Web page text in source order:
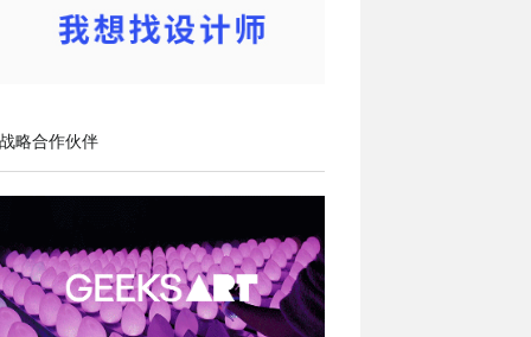
略合作伙伴